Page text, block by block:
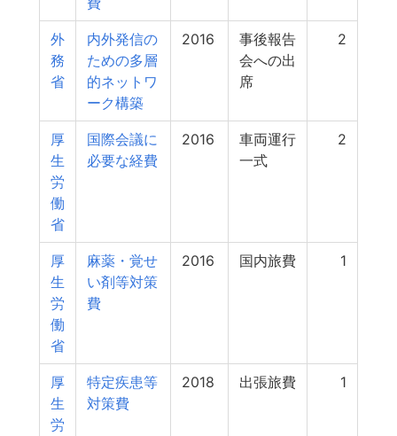
外
務
省
内外発信の
ための多層
的ネットワ
ーク構築
2016
事後報告
会への出
席
2
厚
生
労
働
省
国際会議に
必要な経費
2016
車両運行
一式
2
厚
生
労
働
省
麻薬・覚せ
い剤等対策
費
2016 国内旅費 1
厚
生
労
特定疾患等
対策費
2018 出張旅費 1